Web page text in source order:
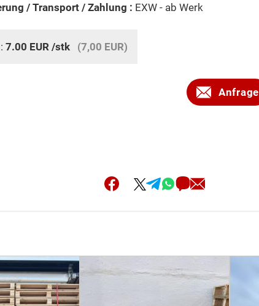
/ Transport / Zahlung : EXW - ab Werk
7.00 EUR /stk (7,00 EUR)
Anfrage